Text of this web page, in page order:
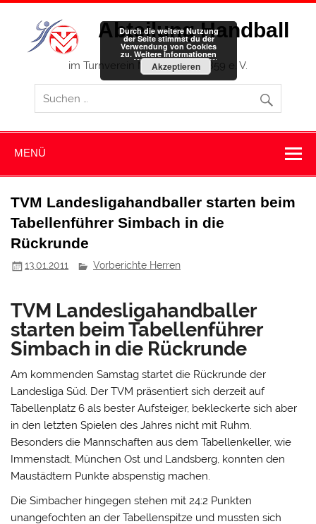
Zum
springen
Abteilung Handball
im Turnverein Memmingen 1859 e. V.
MENÜ
TVM Landesligahandballer starten beim
Tabellenführer Simbach in die
Rückrunde
13.01.2011 Vorberichte Herren
TVM Landesligahandballer
starten beim Tabellenführer
Simbach in die Rückrunde
Am kommenden Samstag startet die Rückrunde der
Landesliga Süd. Der TVM präsentiert sich derzeit auf
Tabellenplatz 6 als bester Aufsteiger, bekleckerte sich aber
in den letzten Spielen des Jahres nicht mit Ruhm.
Besonders die Mannschaften aus dem Tabellenkeller, wie
Immenstadt, München Ost und Landsberg, konnten den
Maustädtern Punkte abspenstig machen.
Die Simbacher hingegen stehen mit 24:2 Punkten
unangefochten an der Tabellenspitze und mussten sich
Durch die weitere Nutzung
der Seite stimmst du der
Verwendung von Cookies
zu. Weitere Informationen
Akzeptieren